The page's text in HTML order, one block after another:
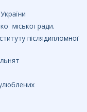
міської ради.
післядипломної